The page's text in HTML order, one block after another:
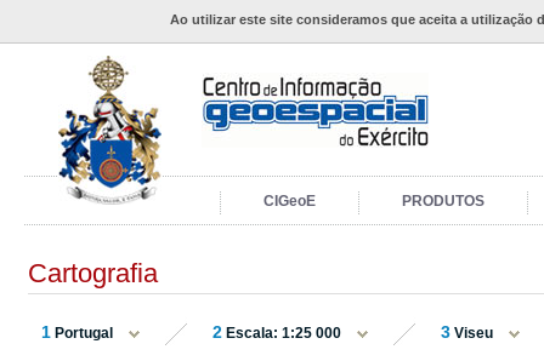
Ao utilizar este site consideramos que aceita a utilização
CIGeoE PRODUTOS
Cartografia
1 Portugal 2 Escala: 1:25 000 3 Viseu